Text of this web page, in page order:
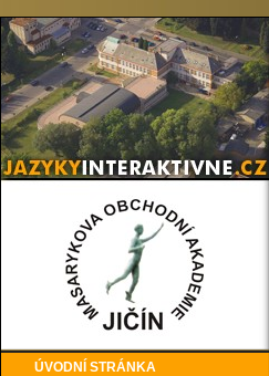
ÚVODNÍ STRÁNKA